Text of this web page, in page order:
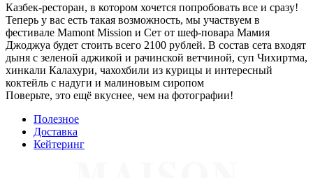
Казбек-ресторан, в котором хочется попробовать все и сразу!
Теперь у вас есть такая возможность, мы участвуем в
фестивале Mamont Mission и Сет от шеф-повара Мамия
Джоджуа будет стоить всего 2100 рублей. В состав сета входят
дыня с зеленой аджикой и рачинской ветчиной, суп Чихиртма,
хинкали Калахури, чахохбили из курицы и интересный
коктейль с надуги и малиновым сиропом
Поверьте, это ещё вкуснее, чем на фотографии!
Полезное
Доставка
Кейтеринг